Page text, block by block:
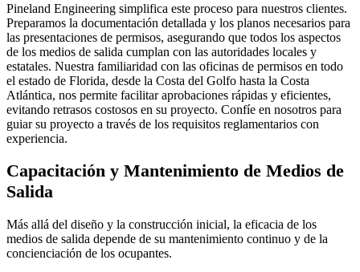
Pineland Engineering simplifica este proceso para nuestros clientes.
Preparamos la documentación detallada y los planos necesarios para
las presentaciones de permisos, asegurando que todos los aspectos
de los medios de salida cumplan con las autoridades locales y
estatales. Nuestra familiaridad con las oficinas de permisos en todo
el estado de Florida, desde la Costa del Golfo hasta la Costa
Atlántica, nos permite facilitar aprobaciones rápidas y eficientes,
evitando retrasos costosos en su proyecto. Confíe en nosotros para
guiar su proyecto a través de los requisitos reglamentarios con
experiencia.
Capacitación y Mantenimiento de Medios de
Salida
Más allá del diseño y la construcción inicial, la eficacia de los
medios de salida depende de su mantenimiento continuo y de la
concienciación de los ocupantes.